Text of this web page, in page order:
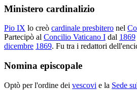
Ministero cardinalizio
Pio IX lo creò cardinale presbitero nel
Partecipò al Concilio Vaticano I dal 1869
dicembre 1869. Fu tra i redattori
Nomina episcopale
Optò per l'ordine dei vescovi e la Sede